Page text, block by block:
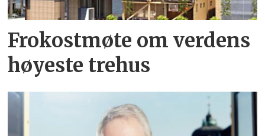
Frokostmøte om verdens
høyeste trehus